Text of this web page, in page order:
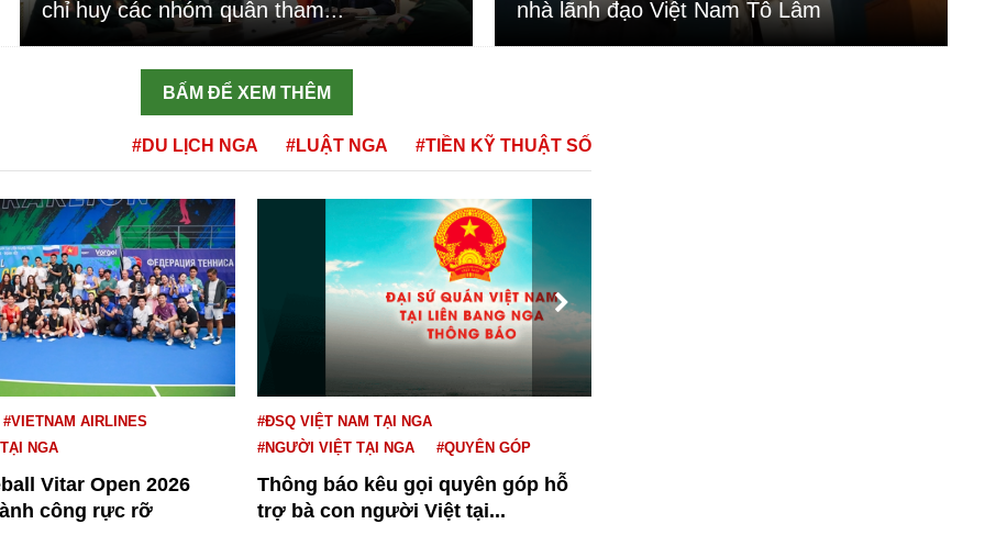
chỉ huy các nhóm quân tham...
nhà lãnh đạo Việt Nam Tô Lâm
BẤM ĐỂ XEM THÊM
#DU LỊCH NGA #LUẬT NGA #TIỀN KỸ THUẬT SỐ
#VIETNAM AIRLINES
NGA
Vitar Open 2026
công rực rỡ
#ĐSQ VIỆT NAM TẠI NGA
#NGƯỜI VIỆT TẠI NGA
#QUYÊN GÓP
Thông báo kêu gọi quyên góp hỗ
trợ bà con người Việt tại...